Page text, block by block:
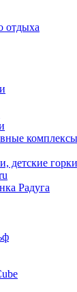
отдыха
комплексы
детские
Радуга